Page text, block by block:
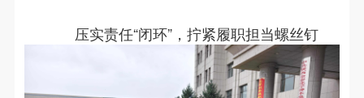
压实责任“闭环”，拧紧履职担当螺丝钉